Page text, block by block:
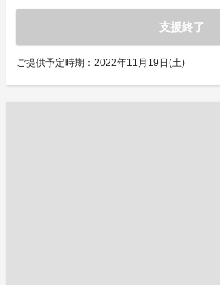
支援終了
ご提供予定時期：2022年11月19日(土)